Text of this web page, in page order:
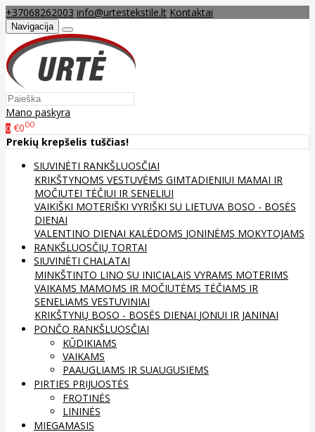
+37068262003 info@urtestekstile.lt Kontaktai
Navigacija
Mano paskyra
0 €000
Prekių krepšelis tuščias!
SIUVINĖTI RANKŠLUOSČIAI
KRIKŠTYNOMS VESTUVĖMS GIMTADIENIUI MAMAI IR
MOČIUTEI TĖČIUI IR SENELIUI
VAIKIŠKI MOTERIŠKI VYRIŠKI SU LIETUVA BOSO - BOSĖS
DIENAI
VALENTINO DIENAI KALĖDOMS JONINĖMS MOKYTOJAMS
RANKŠLUOSČIŲ TORTAI
SIUVINĖTI CHALATAI
MINKŠTINTO LINO SU INICIALAIS VYRAMS MOTERIMS
VAIKAMS MAMOMS IR MOČIUTĖMS TĖČIAMS IR
SENELIAMS VESTUVINIAI
KRIKŠTYNŲ BOSO - BOSĖS DIENAI JONUI IR JANINAI
PONČO RANKŠLUOSČIAI
KŪDIKIAMS
VAIKAMS
PAAUGLIAMS IR SUAUGUSIEMS
PIRTIES PRIJUOSTĖS
FROTINĖS
LININĖS
MIEGAMASIS